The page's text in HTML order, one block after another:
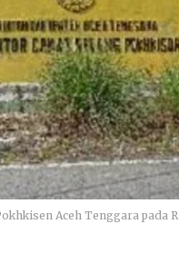
Aceh Tenggara pada